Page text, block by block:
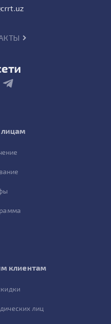
клиентам
лиц